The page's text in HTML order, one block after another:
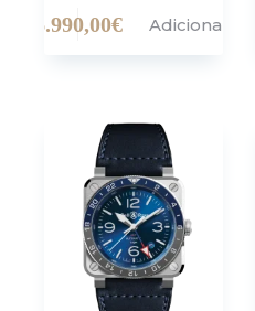
6.990,00€ Adicionar